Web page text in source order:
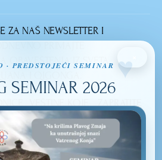
ZA NAŠ NEWSLETTER I
OBAVEŠTENJA IZ SVETA
DO
VEŠTINE KOJE
IZUČAVAMO
TAIJIQUAN
QI GONG
ZAPRATITE
NAS
· PREDSTOJEĆI SEMINAR
SEMINAR 2026